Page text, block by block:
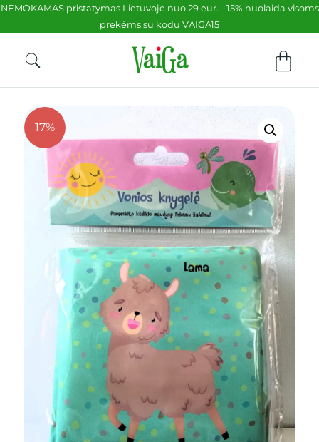
NEMOKAMAS pristatymas Lietuvoje nuo 29 eur. - 15% nuolaida visoms
prekėms su kodu VAIGA15
17%